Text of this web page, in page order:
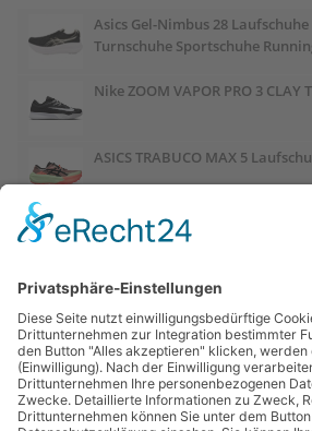
Asics Gel-Nimbus 28
Turnschuhe Sportschuhe
Nike ZOOM VAPOR PRO 3
ASICS TRABUCO MAX 5
ASICS GEL-PULSE 17 Laufschuhe
Salomon OUTCHILL
ASICS GEL-CUMULUS 28